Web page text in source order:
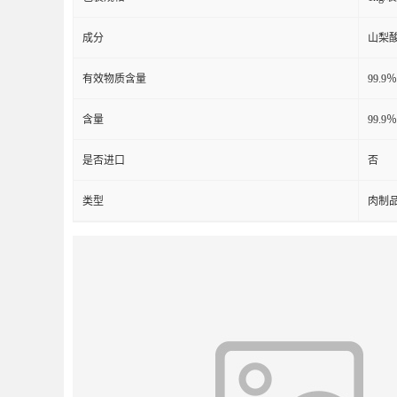
成分 山梨
有效物质含量 99.9％
含量 99.9％
是否进口 否
类型 肉制